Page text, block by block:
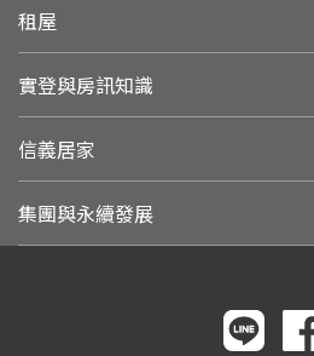
租屋
實登與房訊知識
信義居家
集團與永續發展